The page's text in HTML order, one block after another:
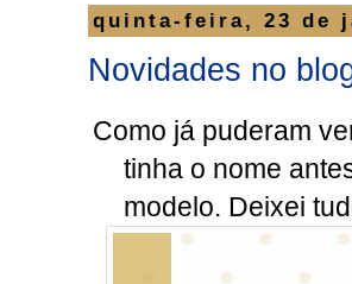
quinta-feira, 23 de
Novidades no
Como já puderam
tinha o nome
modelo. Deixei